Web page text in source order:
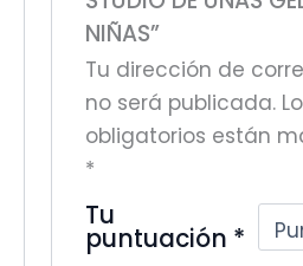
NIÑAS”
Tu dirección de
no será publicada.
obligatorios están
*
Tu
puntuación *